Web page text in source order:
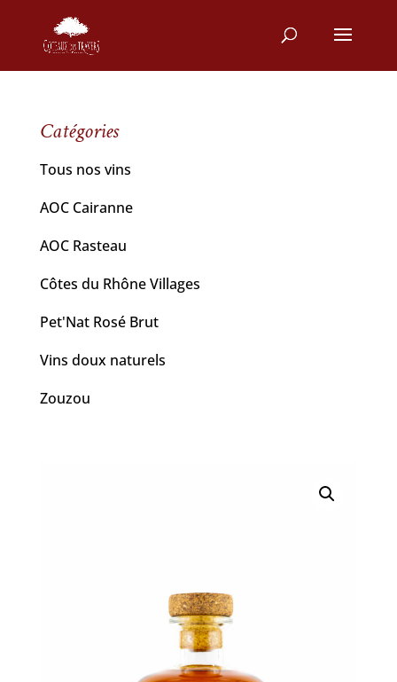
Catégories
Tous nos vins
AOC Cairanne
AOC Rasteau
Côtes du Rhône Villages
Pet'Nat Rosé Brut
Vins doux naturels
Zouzou